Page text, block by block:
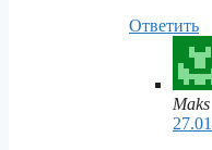
Ответить
Maks